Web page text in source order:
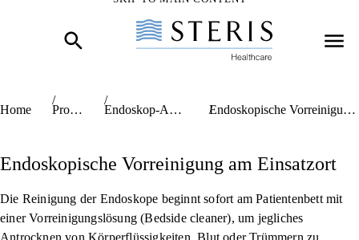
Home
Produkte Endoskop-Aufbereitung Endoskopische Vorreinigung am Einsatzort
Endoskopische Vorreinigung am Einsatzort
Die Reinigung der Endoskope beginnt sofort am Patientenbett mit
einer Vorreinigungslösung (Bedside cleaner), um jegliches
Antrocknen von Körperflüssigkeiten, Blut oder Trümmern zu